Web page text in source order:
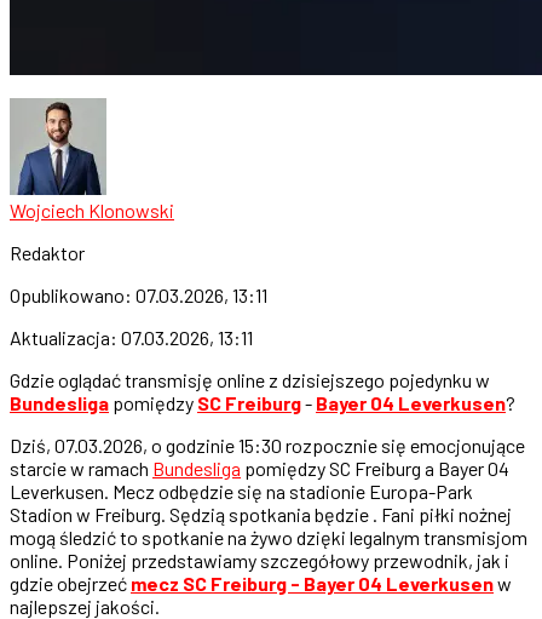
Wojciech Klonowski
Redaktor
Opublikowano: 07.03.2026, 13:11
Aktualizacja: 07.03.2026, 13:11
Gdzie oglądać transmisję online z dzisiejszego pojedynku w
Bundesliga pomiędzy SC Freiburg- Bayer 04 Leverkusen?
Dziś, 07.03.2026, o godzinie 15:30 rozpocznie się emocjonujące
starcie w ramach Bundesliga pomiędzy SC Freiburg a Bayer 04
Leverkusen. Mecz odbędzie się na stadionie Europa-Park
Stadion w Freiburg. Sędzią spotkania będzie . Fani piłki nożnej
mogą śledzić to spotkanie na żywo dzięki legalnym transmisjom
online. Poniżej przedstawiamy szczegółowy przewodnik, jak i
gdzie obejrzeć mecz SC Freiburg - Bayer 04 Leverkusenw
najlepszej jakości.